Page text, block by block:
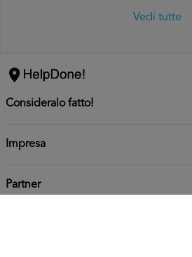
Vedi tutte
Consideralo fatto!
Impresa
Partner